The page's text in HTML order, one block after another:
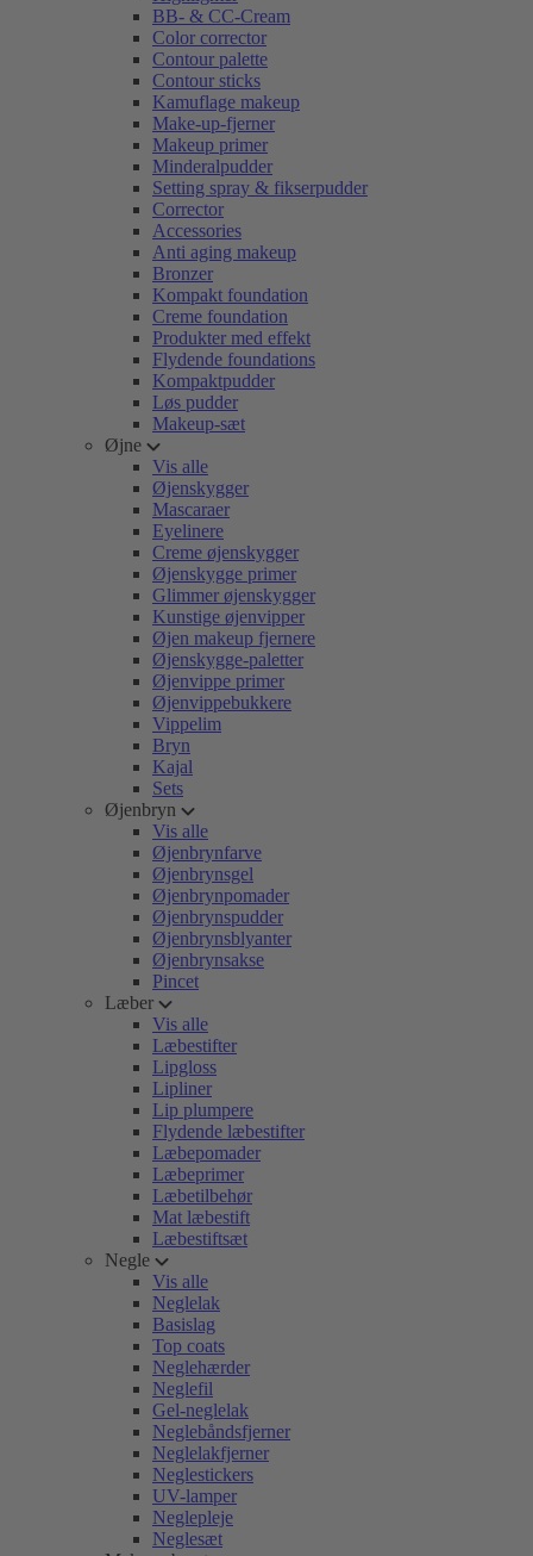
BB- & CC-Cream
Color corrector
Contour palette
Contour sticks
Kamuflage makeup
Make-up-fjerner
Makeup primer
Minderalpudder
Setting spray & fikserpudder
Corrector
Accessories
Anti aging makeup
Bronzer
Kompakt foundation
Creme foundation
Produkter med effekt
Flydende foundations
Kompaktpudder
Løs pudder
Makeup-sæt
Øjne
Vis alle
Øjenskygger
Mascaraer
Eyelinere
Creme øjenskygger
Øjenskygge primer
Glimmer øjenskygger
Kunstige øjenvipper
Øjen makeup fjernere
Øjenskygge-paletter
Øjenvippe primer
Øjenvippebukkere
Vippelim
Bryn
Kajal
Sets
Øjenbryn
Vis alle
Øjenbrynfarve
Øjenbrynsgel
Øjenbrynpomader
Øjenbrynspudder
Øjenbrynsblyanter
Øjenbrynsakse
Pincet
Læber
Vis alle
Læbestifter
Lipgloss
Lipliner
Lip plumpere
Flydende læbestifter
Læbepomader
Læbeprimer
Læbetilbehør
Mat læbestift
Læbestiftsæt
Negle
Vis alle
Neglelak
Basislag
Top coats
Neglehærder
Neglefil
Gel-neglelak
Neglebåndsfjerner
Neglelakfjerner
Neglestickers
UV-lamper
Neglepleje
Neglesæt